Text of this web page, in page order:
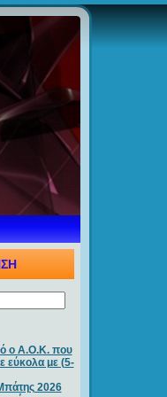
ο Α.Ο.Κ. που
εύκολα με (5-
2026